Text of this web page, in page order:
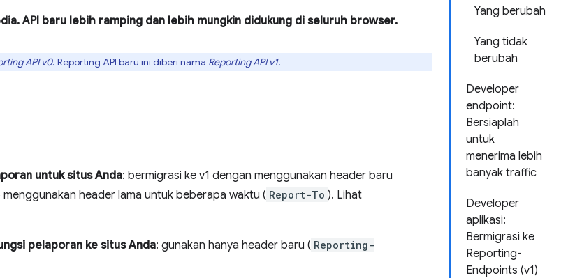
Yang berubah
Yang tidak
berubah
Developer
endpoint:
Bersiaplah
untuk
menerima lebih
banyak traffic
Developer
aplikasi:
Bermigrasi ke
Reporting-
Endpoints (v1)
API baru lebih ramping dan lebih mungkin didukung di seluruh browser.
API v0. Reporting API baru ini diberi nama Reporting API v1.
untuk situs Anda: bermigrasi ke v1 dengan menggunakan header baru
header lama untuk beberapa waktu ( Report-To ). Lihat
pelaporan ke situs Anda: gunakan hanya header baru ( Reporting-